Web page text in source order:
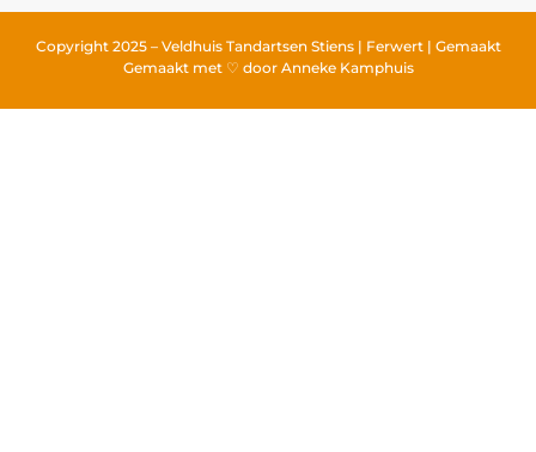
Copyright 2025 – Veldhuis Tandartsen Stiens | Ferwert | Gemaakt
Gemaakt met ♡ door Anneke Kamphuis